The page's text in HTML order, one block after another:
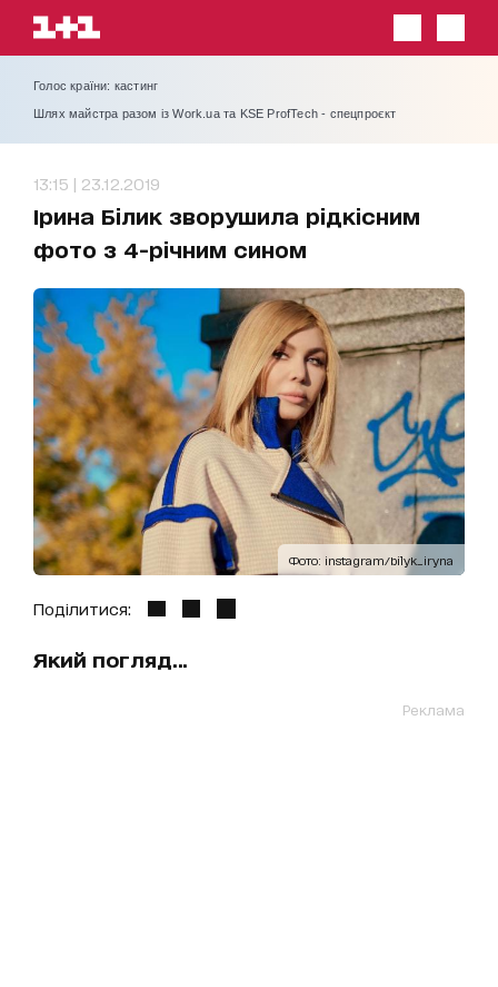
Голос країни: кастинг
Шлях майстра разом із Work.ua та KSE ProfTech - спецпроєкт
13:15 | 23.12.2019
Ірина Білик зворушила рідкісним
фото з 4-річним сином
Фото: instagram/bilyk_iryna
Поділитися:
Який погляд…
Реклама